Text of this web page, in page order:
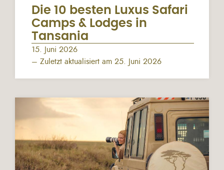
Die 10 besten Luxus Safari
Camps & Lodges in
Tansania
15. Juni 2026
– Zuletzt aktualisiert am 25. Juni 2026